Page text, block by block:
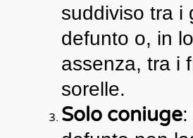
suddiviso tra i
defunto o, in
assenza, tra i
sorelle.
Solo coniuge: